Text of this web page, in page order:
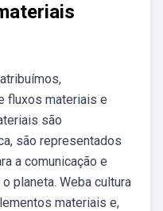
fluxos materiais e
são
são representados
a comunicação e
planeta. Weba cultura
materiais e,